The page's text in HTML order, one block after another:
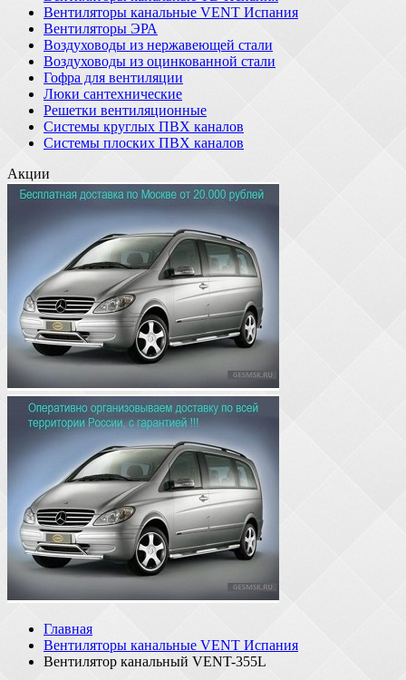
Вентиляторы канальные VENT Испания
Вентиляторы ЭРА
Воздуховоды из нержавеющей стали
Воздуховоды из оцинкованной стали
Гофра для вентиляции
Люки сантехнические
Решетки вентиляционные
Системы круглых ПВХ каналов
Системы плоских ПВХ каналов
Акции
Главная
Вентиляторы канальные VENT Испания
Вентилятор канальный VENT-355L